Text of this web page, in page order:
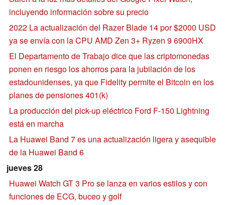
incluyendo información sobre su precio
2022 La actualización del Razer Blade 14 por $2000 USD
ya se envía con la CPU AMD Zen 3+ Ryzen 9 6900HX
El Departamento de Trabajo dice que las criptomonedas
ponen en riesgo los ahorros para la jubilación de los
estadounidenses, ya que Fidelity permite el Bitcoin en los
planes de pensiones 401(k)
La producción del pick-up eléctrico Ford F-150 Lightning
está en marcha
La Huawei Band 7 es una actualización ligera y asequible
de la Huawei Band 6
jueves 28
Huawei Watch GT 3 Pro se lanza en varios estilos y con
funciones de ECG, buceo y golf